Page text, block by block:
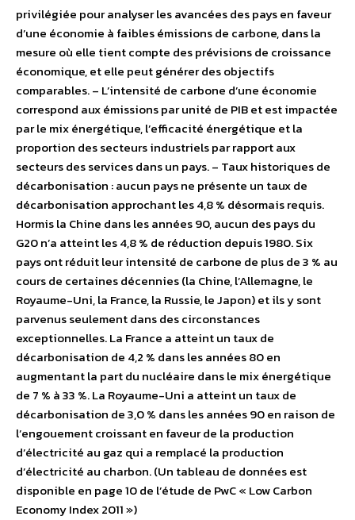
privilégiée pour analyser les avancées des pays en faveur
d’une économie à faibles émissions de carbone, dans la
mesure où elle tient compte des prévisions de croissance
économique, et elle peut générer des objectifs
comparables. – L’intensité de carbone d’une économie
correspond aux émissions par unité de PIB et est impactée
par le mix énergétique, l’efficacité énergétique et la
proportion des secteurs industriels par rapport aux
secteurs des services dans un pays. – Taux historiques de
décarbonisation : aucun pays ne présente un taux de
décarbonisation approchant les 4,8 % désormais requis.
Hormis la Chine dans les années 90, aucun des pays du
G20 n’a atteint les 4,8 % de réduction depuis 1980. Six
pays ont réduit leur intensité de carbone de plus de 3 % au
cours de certaines décennies (la Chine, l’Allemagne, le
Royaume-Uni, la France, la Russie, le Japon) et ils y sont
parvenus seulement dans des circonstances
exceptionnelles. La France a atteint un taux de
décarbonisation de 4,2 % dans les années 80 en
augmentant la part du nucléaire dans le mix énergétique
de 7 % à 33 %. La Royaume-Uni a atteint un taux de
décarbonisation de 3,0 % dans les années 90 en raison de
l’engouement croissant en faveur de la production
d’électricité au gaz qui a remplacé la production
d’électricité au charbon. (Un tableau de données est
disponible en page 10 de l’étude de PwC « Low Carbon
Economy Index 2011 »)